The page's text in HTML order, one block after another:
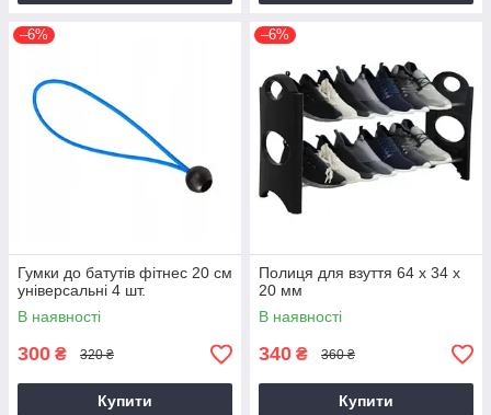
–6%
Гумки до батутів фітнес 20 см
універсальні 4 шт.
В наявності
300 ₴ 320 ₴
Купити
–6%
Полиця для взуття 64 х 34 х
20 мм
В наявності
340 ₴ 360 ₴
Купити